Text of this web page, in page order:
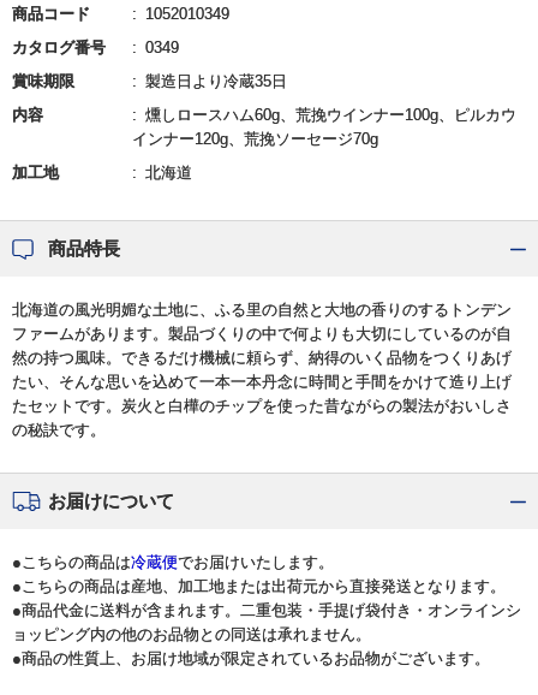
商品コード
1052010349
カタログ番号
0349
賞味期限
製造日より冷蔵35日
内容
燻しロースハム60g、荒挽ウインナー100g、ピルカウ
インナー120g、荒挽ソーセージ70g
加工地
北海道
商品特長
北海道の風光明媚な土地に、ふる里の自然と大地の香りのするトンデン
ファームがあります。製品づくりの中で何よりも大切にしているのが自
然の持つ風味。できるだけ機械に頼らず、納得のいく品物をつくりあげ
たい、そんな思いを込めて一本一本丹念に時間と手間をかけて造り上げ
たセットです。炭火と白樺のチップを使った昔ながらの製法がおいしさ
の秘訣です。
お届けについて
●こちらの商品は冷蔵便でお届けいたします。
●こちらの商品は産地、加工地または出荷元から直接発送となります。
●商品代金に送料が含まれます。二重包装・手提げ袋付き・オンラインシ
ョッピング内の他のお品物との同送は承れません。
●商品の性質上、お届け地域が限定されているお品物がございます。